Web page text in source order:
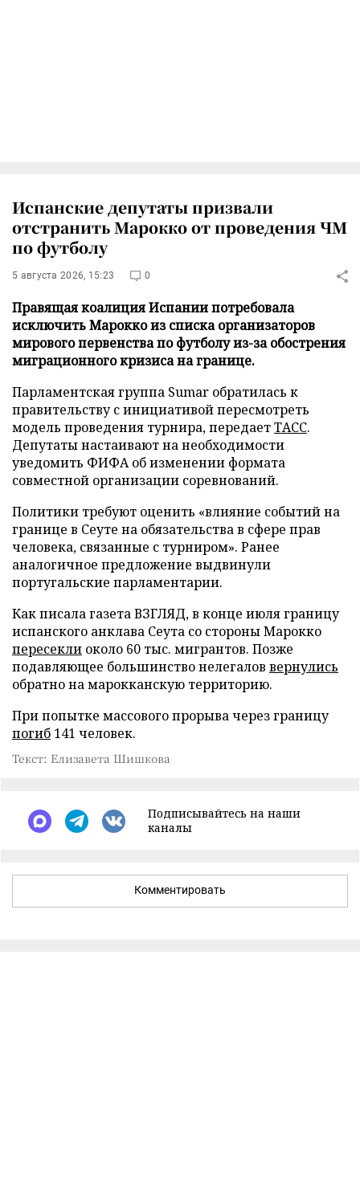
Испанские депутаты призвали
отстранить Марокко от проведения ЧМ
по футболу
5 августа 2026, 15:23 0
Правящая коалиция Испании потребовала
исключить Марокко из списка организаторов
мирового первенства по футболу из-за обострения
миграционного кризиса на границе.
Парламентская группа Sumar обратилась к
правительству с инициативой пересмотреть
модель проведения турнира, передаетТАСС.
Депутаты настаивают на необходимости
уведомить ФИФА об изменении формата
совместной организации соревнований.
Политики требуют оценить «влияние событий на
границе в Сеуте на обязательства в сфере прав
человека, связанные с турниром». Ранее
аналогичное предложение выдвинули
португальские парламентарии.
Как писала газета ВЗГЛЯД, в конце июля границу
испанского анклава Сеута со стороны Марокко
пересекли около 60 тыс. мигрантов. Позже
подавляющее большинство нелегалов вернулись
обратно на марокканскую территорию.
При попытке массового прорыва через границу
погиб 141 человек.
Текст: Елизавета Шишкова
Подписывайтесь на наши
каналы
Комментировать